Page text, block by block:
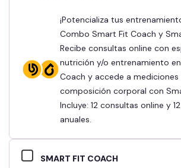
¡Potencializa tus entrenamientos con el
Combo Smart Fit Coach y
Recibe consultas online con
nutrición y/o entrenamiento
Coach y accede a mediciones
composición corporal con
Incluye: 12 consultas online y
anuales.
SMART FIT COACH